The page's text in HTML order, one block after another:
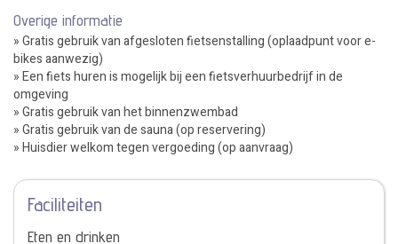
Overige informatie
» Gratis gebruik van afgesloten fietsenstalling (oplaadpunt voor e-
bikes aanwezig)
» Een fiets huren is mogelijk bij een fietsverhuurbedrijf in de
omgeving
» Gratis gebruik van het binnenzwembad
» Gratis gebruik van de sauna (op reservering)
» Huisdier welkom tegen vergoeding (op aanvraag)
Faciliteiten
Eten en drinken